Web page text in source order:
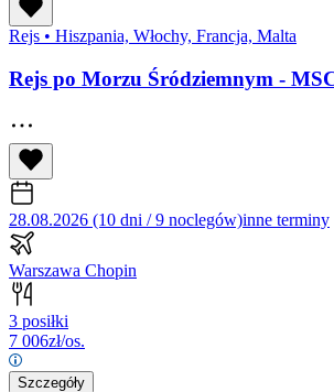
Rejs • Hiszpania, Włochy, Francja, Malta
Rejs po Morzu Śródziemnym -
28.08.2026 (10 dni / 9 noclegów)inne terminy
Warszawa Chopin
3 posiłki
7 006zł/os.
Szczegóły